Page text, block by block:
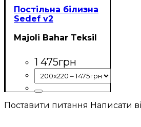
Постільна білизна
Sedef v2
Majoli Bahar Teksil
1 475грн
Поставити питання Написати